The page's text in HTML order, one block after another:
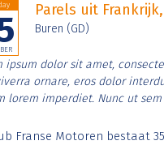
Parels uit
Buren (GD)
ipsum dolor sit amet,
ornare, eros dolor
lorem imperdiet. Nunc ut
Franse Motoren bestaat